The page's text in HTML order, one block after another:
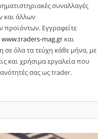
συναλλαγές
και άλλων
προϊόντων. Εγγραφείτε
www.traders-mag.gr και
όλα τα τεύχη κάθε μήνα, με
και χρήσιμα εργαλεία που
σας ως trader.